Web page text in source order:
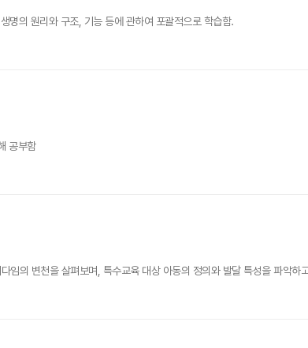
명의 원리와 구조, 기능 등에 관하여 포괄적으로 학습함.
공부함
임의 변천을 살펴보며, 특수교육 대상 아동의 정의와 발달 특성을 파악하